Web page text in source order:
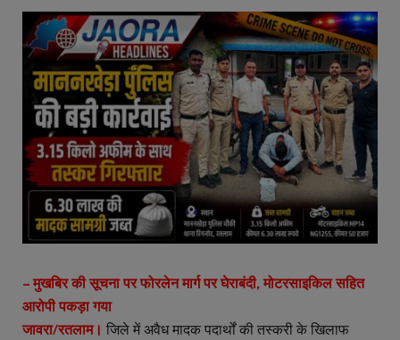
– मुखबिर की सूचना पर फोरलेन मार्ग पर घेराबंदी, मोटरसाइकिल सहित
आरोपी पकड़ा गया
जावरा/रतलाम। जिले में अवैध मादक पदार्थों की तस्करी के खिलाफ